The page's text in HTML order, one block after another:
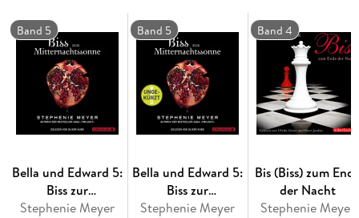
Band 5
Bella und Edward 5:
Biss zur
Mitternachtssonne
Stephenie Meyer
Band 5
Bella und Edward 5:
Biss zur
Mitternachtssonne -
Stephenie Meyer
Band 4
Bis (Biss) zum
der Nacht
Stephenie Meyer